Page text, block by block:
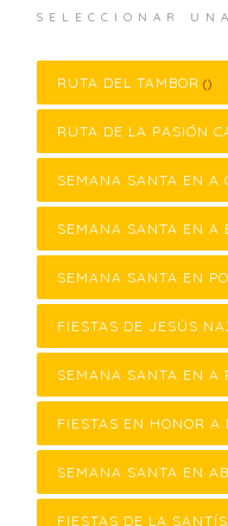
SELECCIONAR
RUTA DEL TAMBOR ()
RUTA DE LA PASIÓN
SEMANA SANTA EN A
SEMANA SANTA EN A
SEMANA SANTA EN
FIESTAS DE JESÚS
SEMANA SANTA EN A
FIESTAS EN HONOR A
SEMANA SANTA EN
FIESTAS DE LA